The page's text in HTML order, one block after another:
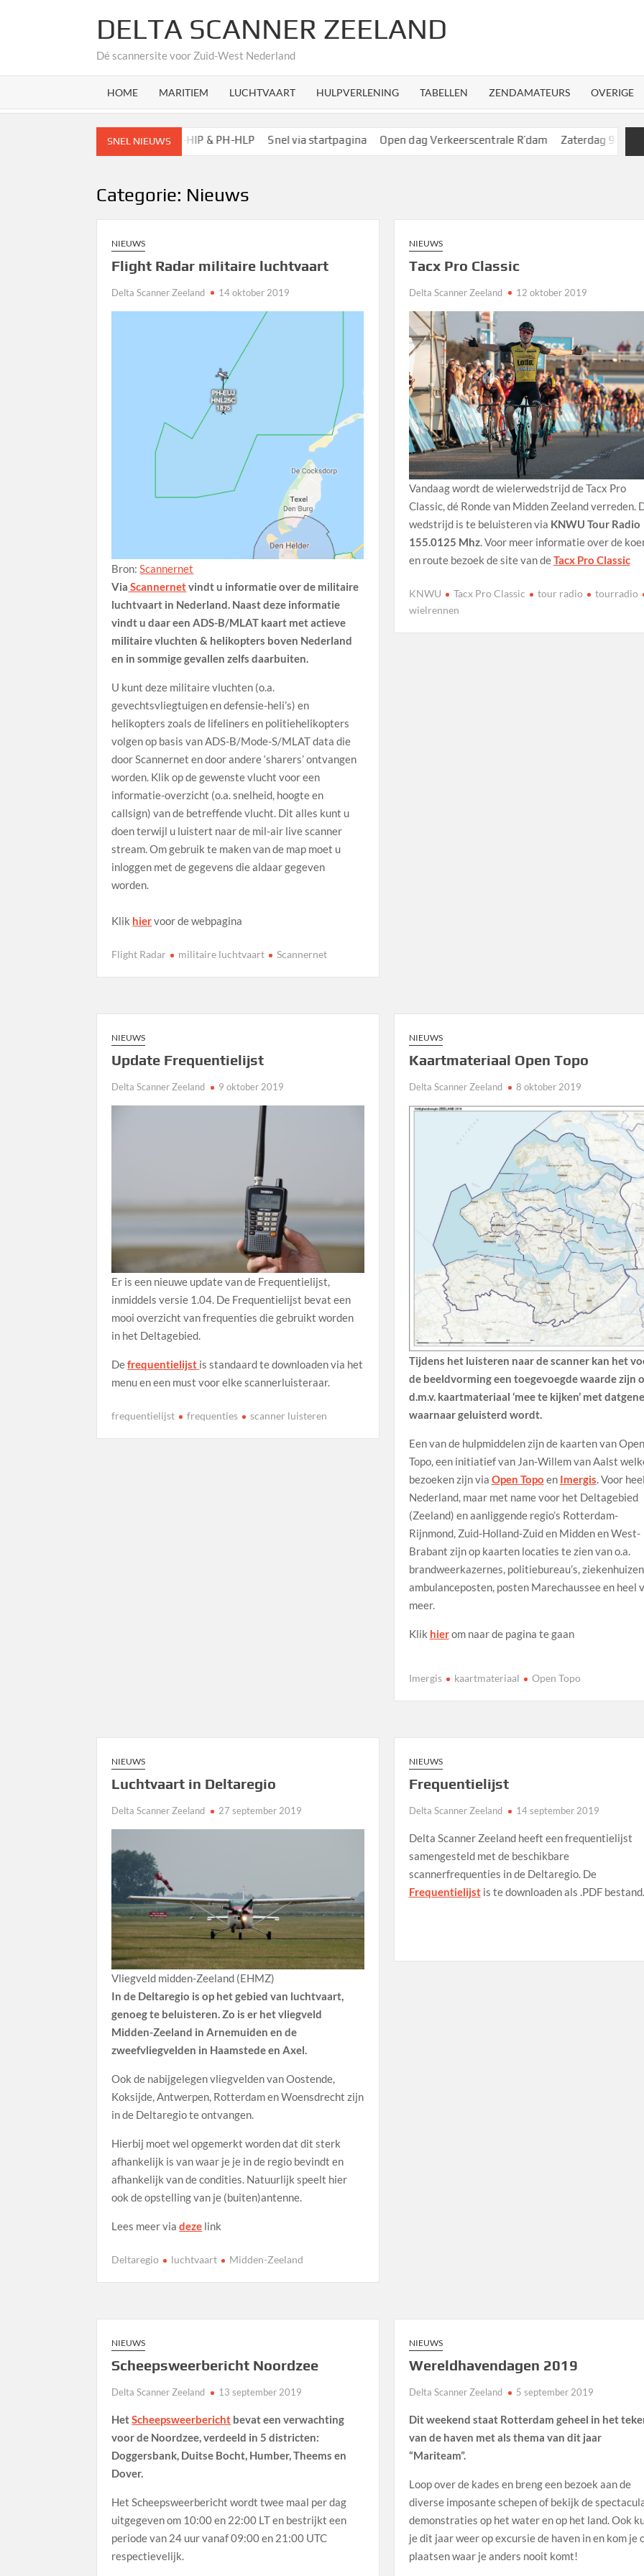
DELTA SCANNER ZEELAND
Dé scannersite voor Zuid-West Nederland
HOME MARITIEM LUCHTVAART HULPVERLENING TABELLEN ZENDAMATEURS OVERIGE
SNEL NIEUWS
Nieuwe traumaheli’s PH-HIP & PH-HLP Snel via startpagina Open dag Verkeerscentrale R’dam Zaterdag 9 mei
Categorie: Nieuws
NIEUWS
Flight Radar militaire luchtvaart
Delta Scanner Zeeland 14 oktober 2019
Bron: Scannernet
Via Scannernetvindt u informatie over de militaire
luchtvaart in Nederland. Naast deze informatie
vindt u daar een ADS-B/MLAT kaart met actieve
militaire vluchten & helikopters boven Nederland
en in sommige gevallen zelfs daarbuiten.
U kunt deze militaire vluchten (o.a.
gevechtsvliegtuigen en defensie-heli’s) en
helikopters zoals de lifeliners en politiehelikopters
volgen op basis van ADS-B/Mode-S/MLAT data die
door Scannernet en door andere ‘sharers’ ontvangen
worden. Klik op de gewenste vlucht voor een
informatie-overzicht (o.a. snelheid, hoogte en
callsign) van de betreffende vlucht. Dit alles kunt u
doen terwijl u luistert naar de mil-air live scanner
stream. Om gebruik te maken van de map moet u
inloggen met de gegevens die aldaar gegeven
worden.
Klik hiervoor de webpagina
Flight Radar militaire luchtvaart Scannernet
NIEUWS
Tacx Pro Classic
Delta Scanner Zeeland 12 oktober 2019
Vandaag wordt de wielerwedstrijd de Tacx Pro
Classic, dé Ronde van Midden Zeeland verreden.
wedstrijd is te beluisteren via KNWU Tour Radio
155.0125 Mhz. Voor meer informatie over de
en route bezoek de site van deTacx Pro Classic
KNWU Tacx Pro Classic tour radio
tourradio
wielrennen
NIEUWS
Update Frequentielijst
Delta Scanner Zeeland 9 oktober 2019
Er is een nieuwe update van de Frequentielijst,
inmiddels versie 1.04. De Frequentielijst bevat een
mooi overzicht van frequenties die gebruikt worden
in het Deltagebied.
Defrequentielijst is standaard te downloaden via het
menu en een must voor elke scannerluisteraar.
frequentielijst frequenties scanner luisteren
NIEUWS
Kaartmateriaal Open Topo
Delta Scanner Zeeland 8 oktober 2019
Tijdens het luisteren naar de scanner kan het
de beeldvorming een toegevoegde waarde zijn
d.m.v. kaartmateriaal ‘mee te kijken’ met datgene
waarnaar geluisterd wordt.
Een van de hulpmiddelen zijn de kaarten van Open
Topo, een initiatief van Jan-Willem van Aalst
bezoeken zijn via Open Topo en Imergis. Voor
Nederland, maar met name voor het Deltagebied
(Zeeland) en aanliggende regio’s Rotterdam-
Rijnmond, Zuid-Holland-Zuid en Midden en West-
Brabant zijn op kaarten locaties te zien van o.a.
brandweerkazernes, politiebureau’s,
ambulanceposten, posten Marechaussee en heel
meer.
Klik hierom naar de pagina te gaan
Imergis kaartmateriaal Open Topo
NIEUWS
Luchtvaart in Deltaregio
Delta Scanner Zeeland 27 september 2019
Vliegveld midden-Zeeland (EHMZ)
In de Deltaregio is op het gebied van luchtvaart,
genoeg te beluisteren. Zo is er het vliegveld
Midden-Zeeland in Arnemuiden en de
zweefvliegvelden in Haamstede en Axel.
Ook de nabijgelegen vliegvelden van Oostende,
Koksijde, Antwerpen, Rotterdam en Woensdrecht zijn
in de Deltaregio te ontvangen.
Hierbij moet wel opgemerkt worden dat dit sterk
afhankelijk is van waar je je in de regio bevindt en
afhankelijk van de condities. Natuurlijk speelt hier
ook de opstelling van je (buiten)antenne.
Lees meer viadeze link
Deltaregio luchtvaart Midden-Zeeland
NIEUWS
Frequentielijst
Delta Scanner Zeeland 14 september 2019
Delta Scanner Zeeland heeft een frequentielijst
samengesteld met de beschikbare
scannerfrequenties in de Deltaregio. De
Frequentielijstis te downloaden als .PDF bestand.
NIEUWS
Scheepsweerbericht Noordzee
Delta Scanner Zeeland 13 september 2019
HetScheepsweerbericht bevat een verwachting
voor de Noordzee, verdeeld in 5 districten:
Doggersbank, Duitse Bocht, Humber, Theems en
Dover.
Het Scheepsweerbericht wordt twee maal per dag
uitgegeven om 10:00 en 22:00 LT en bestrijkt een
periode van 24 uur vanaf 09:00 en 21:00 UTC
respectievelijk.
NIEUWS
Wereldhavendagen 2019
Delta Scanner Zeeland 5 september 2019
Dit weekend staat Rotterdam geheel in het
van de haven met als thema van dit jaar
“Mariteam”.
Loop over de kades en breng een bezoek aan de
diverse imposante schepen of bekijk de
demonstraties op het water en op het land. Ook
je dit jaar weer op excursie de haven in en kom je
plaatsen waar je anders nooit komt!